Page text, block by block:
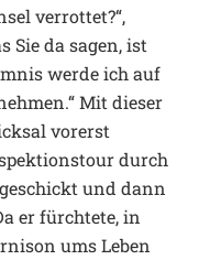
verrottet?“,
Sie da sagen, ist
werde ich auf
Mit dieser
vorerst
durch
und dann
er fürchtete, in
ums Leben